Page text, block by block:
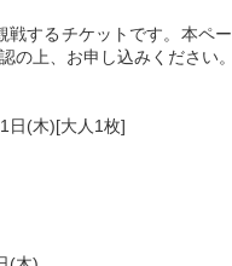
するチケットです。本ペ
の上、お申し込みください。
日(木)[大人1枚]